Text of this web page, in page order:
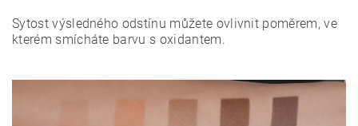
Sytost výsledného odstínu můžete ovlivnit poměrem, ve
kterém smícháte barvu s oxidantem.